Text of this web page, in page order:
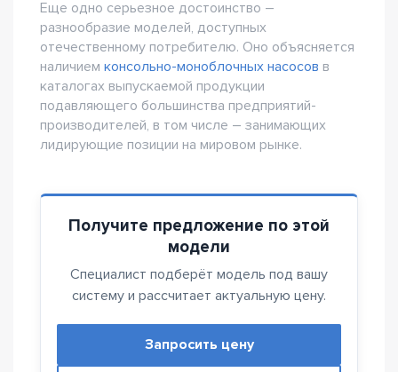
Еще одно серьезное достоинство –
разнообразие моделей, доступных
отечественному потребителю. Оно объясняется
наличием консольно-моноблочных насосов в
каталогах выпускаемой продукции
подавляющего большинства предприятий-
производителей, в том числе – занимающих
лидирующие позиции на мировом рынке.
Получите предложение по этой
модели
Специалист подберёт модель под вашу
систему и рассчитает актуальную цену.
Запросить цену